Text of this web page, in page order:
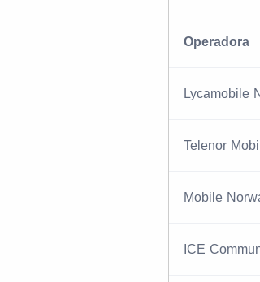
Operadora
Lycamobile
Telenor
Mobile
ICE